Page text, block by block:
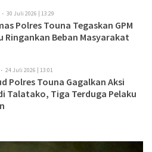
30 Juli 2026 | 13:29
Polres Touna Tegaskan GPM
Ringankan Beban Masyarakat
24 Juli 2026 | 13:01
Polres Touna Gagalkan Aksi
Talatako, Tiga Terduga Pelaku